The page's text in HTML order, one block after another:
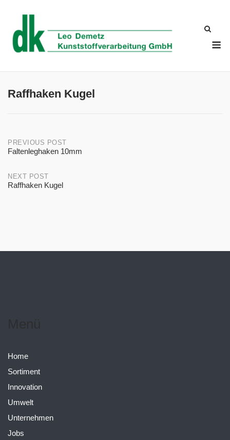
content
Raffhaken Kugel
Post
PREVIOUS POST
Faltenleghaken 10mm
NEXT POST
Raffhaken Kugel
Home
Sortiment
Innovation
Umwelt
Unternehmen
Jobs